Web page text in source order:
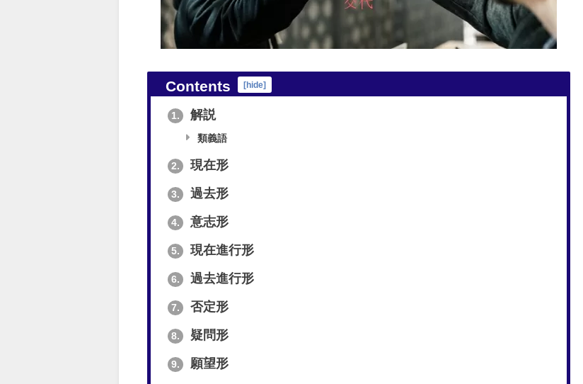
Contents [hide]
1. 解説
類義語
2. 現在形
3. 過去形
4. 意志形
5. 現在進行形
6. 過去進行形
7. 否定形
8. 疑問形
9. 願望形